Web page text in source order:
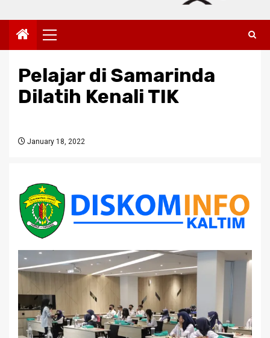
Primary
Menu
Pelajar di Samarinda
Dilatih Kenali TIK
January 18, 2022